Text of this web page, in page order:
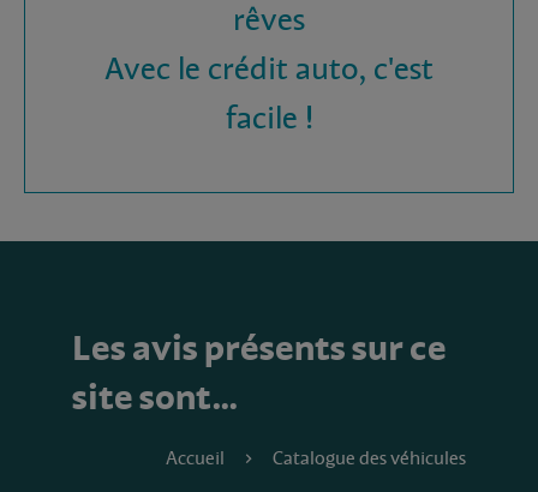
rêves
Avec le crédit auto, c'est
facile !
Les avis présents sur ce
site sont…
Accueil Catalogue des véhicules